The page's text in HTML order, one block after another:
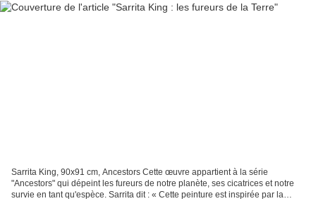
Sarrita King, 90x91 cm, Ancestors Cette œuvre appartient à la série
"Ancestors" qui dépeint les fureurs de notre planète, ses cicatrices et notre
survie en tant qu'espèce. Sarrita dit : « Cette peinture est inspirée par la